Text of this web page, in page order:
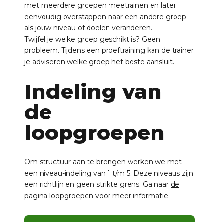
met meerdere groepen meetrainen en later
eenvoudig overstappen naar een andere groep
als jouw niveau of doelen veranderen.
Twijfel je welke groep geschikt is? Geen
probleem. Tijdens een proeftraining kan de trainer
je adviseren welke groep het beste aansluit.
Indeling van
de
loopgroepen
Om structuur aan te brengen werken we met
een niveau-indeling van 1 t/m 5. Deze niveaus zijn
een richtlijn en geen strikte grens. Ga naar de
pagina loopgroepen voor meer informatie.